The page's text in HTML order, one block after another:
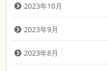
2023年10月
2023年9月
2023年8月